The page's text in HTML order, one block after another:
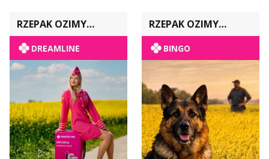
RZEPAK OZIMY
POPULACYJNY
DREAMLINE
RZEPAK OZIMY
POPULACYJNY
BINGO